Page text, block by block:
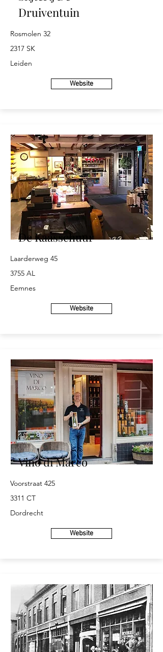
Druiventuin
Rosmolen 32
2317 SK
Leiden
Website
De Kaasschuur
Laarderweg 45
3755 AL
Eemnes
Website
Vino di Marco
Voorstraat 425
3311 CT
Dordrecht
Website